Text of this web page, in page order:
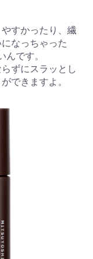
すかったり、繊
なっちゃった
です。
ずにスラッとし
できますよ。